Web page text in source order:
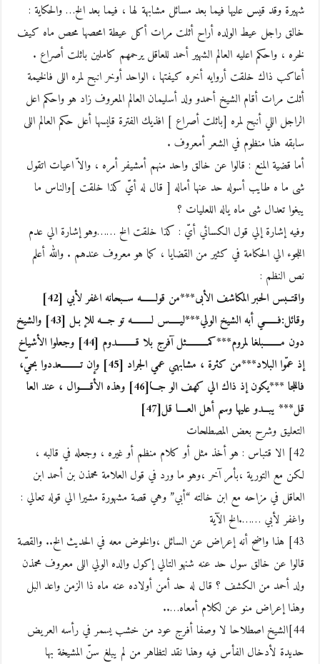
شهيرة وقد قيس عليها فيما بعد مسائل مشابهة لها ، فيما بعد الخ… والحكاية :
خالق راجل عيط الولده أراح أثلت مرات أكل عيطة امحصها محص ماه كيف
لخره ، واحكم اعليه العالم الشهير أحمد للعاقل يرحمهم كاملين باثلت أصراع .
أعاكب ذاك خلقت أروايه أخره كيفتها ، الواحد أوخر انبح لمره اللى فالخيمة
أثلت مرات أقام الشيخ أحمدو ولد أسليمان العالم المعروف زاد هو واحكم اعل
الراجل اللي أنبح لمره [باثلت أصراع ] افذيك الفترة قايسها أعل حكم العالم اللى
سابقه هذا منظوم في الشعر أمعروف .
أما قضية المنع : قالوا عن خالق واحد منهم أمشيفر أمره ، والاّ اعيات اتقول
شى ما ه طايب أسوله حد عنها أماله [ قال له أيّ كذا خلقت ]والناس ما
يبغوا تعدال شى ماه ياله اللعليات ؟
وفيه إشارة إلي قول الكسائي أيّ : كذا خلقت الخ ……وهو إشارة الي عدم
اللجوء الي الحكامة في كثير من القضايا ، كما هو معروف عندهم . والله أعلم
نص النظم :
واقتــبس الحبر المكاشف الأبى***من قولـــــــه ســبحانه اغفر لأبي [42]
وقائل:فـــــــي أبه الشيخ الولي***ليـــــس لـــــــــه تو جـــه للإ بـل [43] والشيخ
دون مــــــــبلغا لمروم***كمــــــــــثل آفرج بلا قـــــــــدوم [44] وجعلوا الأشياخ
إذ عمّوا البلاد***من كثرة ، مشابهي عمي الجراد [45] وإن تـــــــــعددوا بحيّ،
فاللجا ***يكون إذ ذاك الي كهف الو جـــا[46] وهذه الأقـــــوال ، عند العا
قل*** يبـــدو عليها وسم أهل العــــا قل[47]
التعليق وشرح بعض المصطلحات
42] الا قتباس : هو أخذ مثل أو كلام منظم أو غيره ، وجعله في قالبه ،
لكن مع التورية ،بأمر آخر ،وهو ما ورد في قول العلامة محمذن بن أحمد ابن
العاقل في مزاحه مع ابن خالته “أبي” وهي قصة مشهورة مشيرا الي قوله تعالي :
واغفر لأبي …….الخ الآية
43] هذا واضح أنه إعراض عن السائل ،والخوض معه في الحديث الخ.. والقصة
قالوا عن خالق سول حد عنه شنهو التالي إكول والده الولي اللى معروف محمذن
ولد أحمد من الكشف ؟ قال له حد أمن أولاده عنه ماه ذا الزمن واعد البل
وهذا إعراض منو عن لكلام أمعاه…..
44]الشيخ اصطلاحا لا وصفا أفرج عود من خشب يسمر في رأسه العريض
حديدة لأدخال الفأس فيه وهذا نقد لتظاهر من لم يبلغ سنّ المشيخة بها